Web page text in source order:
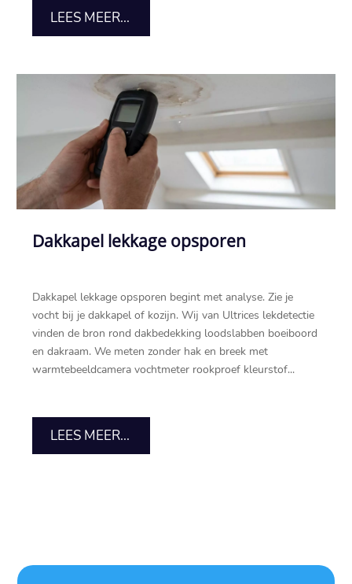
LEES MEER...
Dakkapel lekkage opsporen
Dakkapel lekkage opsporen begint met analyse.​ Zie je
vocht bij je dakkapel of kozijn.​ Wij van Ultrices lekdetectie
vinden de bron rond dakbedekking loodslabben boeiboord
en dakraam.​ We meten zonder hak en breek met
warmtebeeldcamera vochtmeter rookproef kleurstof...
LEES MEER...